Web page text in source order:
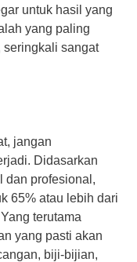
untuk hasil yang
yang paling
seringkali sangat
jangan
Didasarkan
dan profesional,
65% atau lebih dari
terutama
yang pasti akan
biji-bijian,